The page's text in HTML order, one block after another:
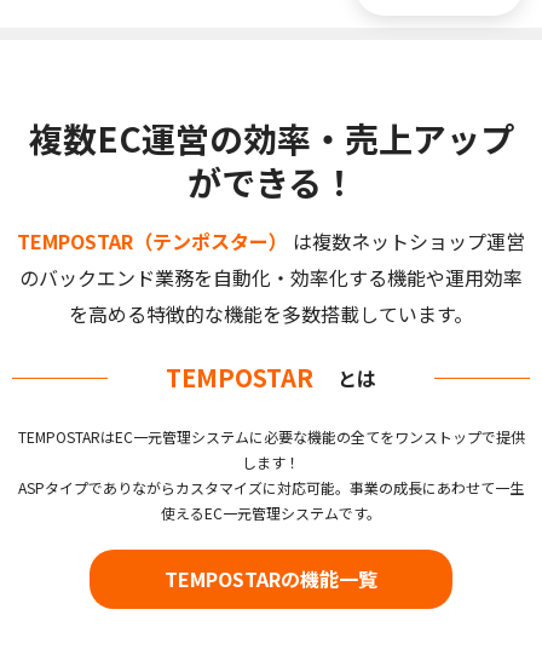
複数EC運営の効率・売上アップ
ができる！
TEMPOSTAR（テンポスター）
は複数ネットショップ運営
のバックエンド業務を自動化・効率化する機能や運用効率
を高める特徴的な機能を多数搭載しています。
TEMPOSTAR とは
TEMPOSTARはEC一元管理システムに必要な機能の全てをワンストップで提供
します！
ASPタイプでありながらカスタマイズに対応可能。事業の成長にあわせて一生
使えるEC一元管理システムです。
TEMPOSTARの機能一覧